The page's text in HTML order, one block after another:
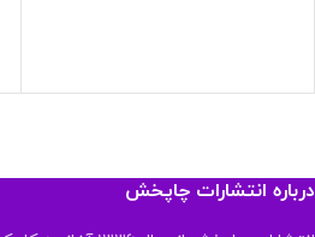
درباره انتشارات چاپخش